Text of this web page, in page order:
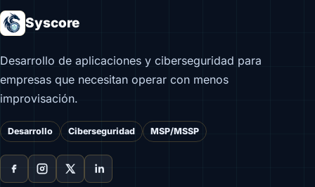
Syscore
Desarrollo de aplicaciones y ciberseguridad para
empresas que necesitan operar con menos
improvisación.
Desarrollo Ciberseguridad MSP/MSSP